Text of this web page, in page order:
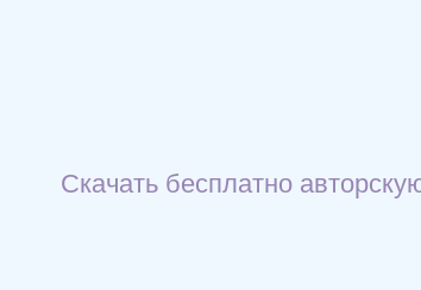
Скачать бесплатно